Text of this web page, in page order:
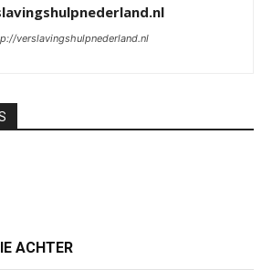
verslavingshulpnederland.nl
ACHTER